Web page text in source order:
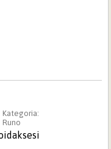
Kategoria:
Runo